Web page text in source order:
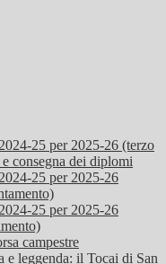
25 per 2025-26 (terzo
consegna dei diplomi
25 per 2025-26
25 per 2025-26
campestre
leggenda: il Tocai di San